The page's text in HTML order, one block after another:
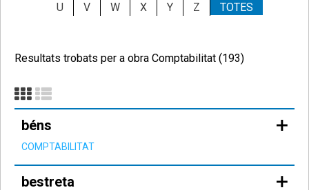
U
V W X Y Z TOTES
Resultats trobats per a obra Comptabilitat (193)
béns
COMPTABILITAT
bestreta